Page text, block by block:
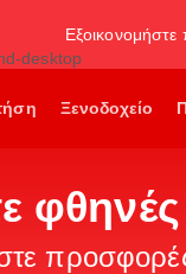
Εξοικονομήστε
Ξενοδοχείο